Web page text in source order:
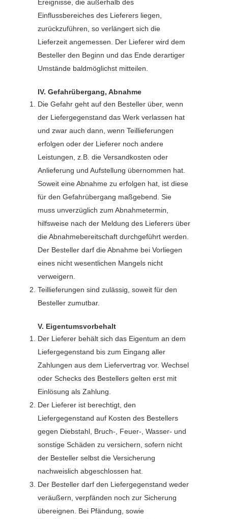
Ereignisse, die außerhalb des
Einflussbereiches des Lieferers liegen,
zurückzuführen, so verlängert sich die
Lieferzeit angemessen. Der Lieferer wird dem
Besteller den Beginn und das Ende derartiger
Umstände baldmöglichst mitteilen.
IV. Gefahrübergang, Abnahme
Die Gefahr geht auf den Besteller über, wenn
der Liefergegenstand das Werk verlassen hat
und zwar auch dann, wenn Teillieferungen
erfolgen oder der Lieferer noch andere
Leistungen, z.B. die Versandkosten oder
Anlieferung und Aufstellung übernommen hat.
Soweit eine Abnahme zu erfolgen hat, ist diese
für den Gefahrübergang maßgebend. Sie
muss unverzüglich zum Abnahmetermin,
hilfsweise nach der Meldung des Lieferers über
die Abnahmebereitschaft durchgeführt werden.
Der Besteller darf die Abnahme bei Vorliegen
eines nicht wesentlichen Mangels nicht
verweigern.
Teillieferungen sind zulässig, soweit für den
Besteller zumutbar.
V. Eigentumsvorbehalt
Der Lieferer behält sich das Eigentum an dem
Liefergegenstand bis zum Eingang aller
Zahlungen aus dem Liefervertrag vor. Wechsel
oder Schecks des Bestellers gelten erst mit
Einlösung als Zahlung.
Der Lieferer ist berechtigt, den
Liefergegenstand auf Kosten des Bestellers
gegen Diebstahl, Bruch-, Feuer-, Wasser- und
sonstige Schäden zu versichern, sofern nicht
der Besteller selbst die Versicherung
nachweislich abgeschlossen hat.
Der Besteller darf den Liefergegenstand weder
veräußern, verpfänden noch zur Sicherung
übereignen. Bei Pfändung, sowie